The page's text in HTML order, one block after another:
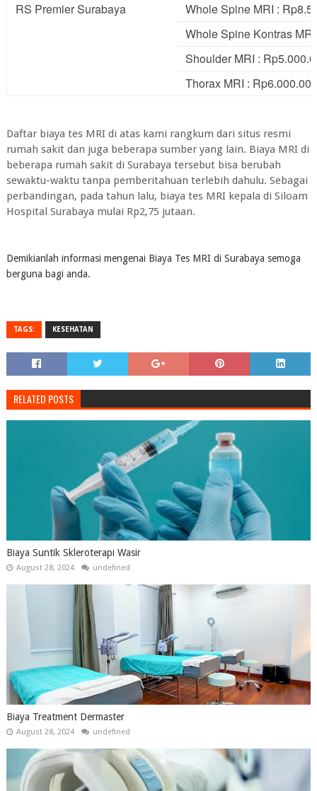
RS Premier Surabaya
Whole Spine MRI :
Whole Spine Kontras
Shoulder MRI :
Thorax MRI : Rp6.000.000
Daftar biaya tes MRI di atas kami rangkum dari situs resmi
rumah sakit dan juga beberapa sumber yang lain. Biaya MRI di
beberapa rumah sakit di Surabaya tersebut bisa berubah
sewaktu-waktu tanpa pemberitahuan terlebih dahulu. Sebagai
perbandingan, pada tahun lalu, biaya tes MRI kepala di Siloam
Hospital Surabaya mulai Rp2,75 jutaan.
Demikianlah informasi mengenai Biaya Tes MRI di Surabaya semoga
berguna bagi anda.
TAGS: KESEHATAN
RELATED POSTS
Biaya Suntik Skleroterapi Wasir
August 28, 2024 undefined
Biaya Treatment Dermaster
August 28, 2024 undefined